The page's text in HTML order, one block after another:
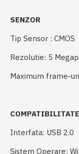
SENZOR
Tip Sensor : CMOS
Rezolutie: 5
Maximum frame-
COMPATIBILITATE
Interfata: USB 2.0
Sistem Operare: